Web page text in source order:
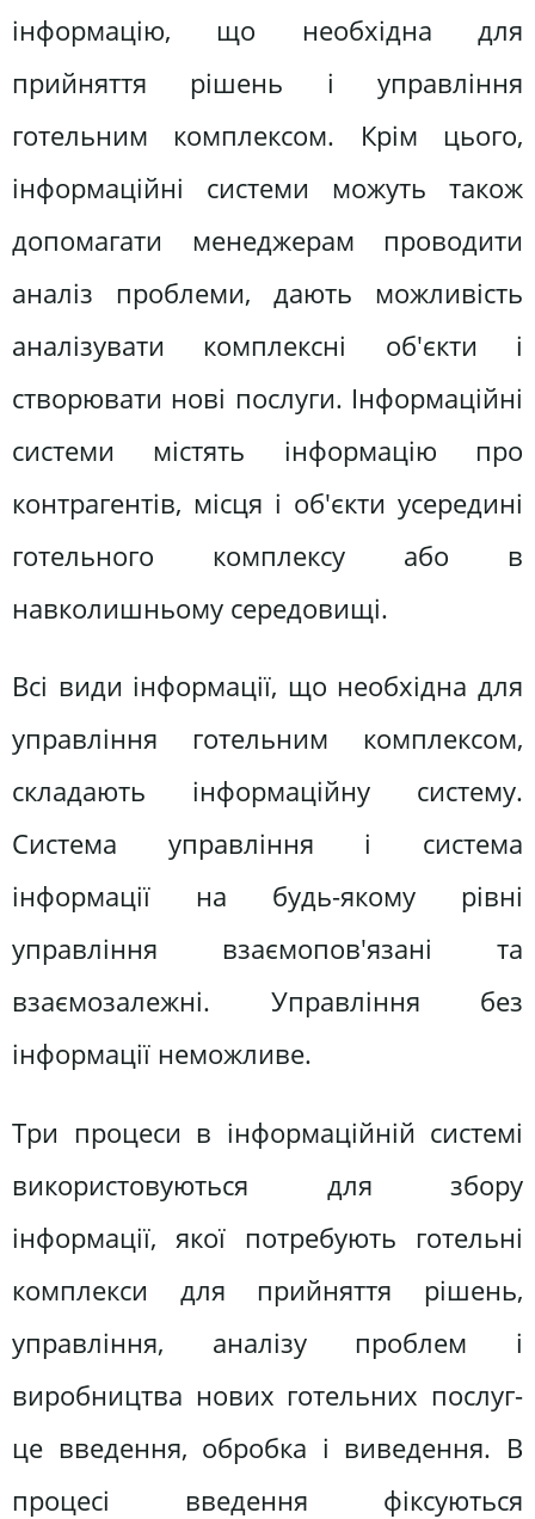
інформацію, що необхідна для
прийняття рішень і управління
готельним комплексом. Крім цього,
інформаційні системи можуть також
допомагати менеджерам проводити
аналіз проблеми, дають можливість
аналізувати комплексні об'єкти і
створювати нові послуги. Інформаційні
системи містять інформацію про
контрагентів, місця і об'єкти усередині
готельного комплексу або в
навколишньому середовищі.
Всі види інформації, що необхідна для
управління готельним комплексом,
складають інформаційну систему.
Система управління і система
інформації на будь-якому рівні
управління взаємопов'язані та
взаємозалежні. Управління без
інформації неможливе.
Три процеси в інформаційній системі
використовуються для збору
інформації, якої потребують готельні
комплекси для прийняття рішень,
управління, аналізу проблем і
виробництва нових готельних послуг-
це введення, обробка і виведення. В
процесі введення фіксуються